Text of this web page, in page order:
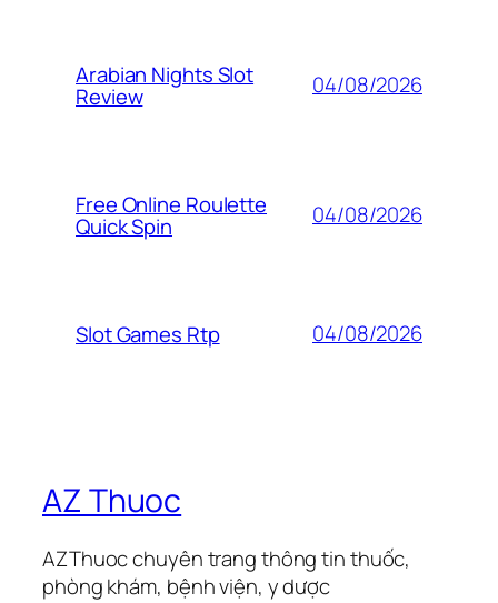
Arabian Nights Slot
Review 04/08/2026
Free Online Roulette
Quick Spin 04/08/2026
Slot Games Rtp 04/08/2026
AZ Thuoc
AZThuoc chuyên trang thông tin thuốc,
phòng khám, bệnh viện, y dược